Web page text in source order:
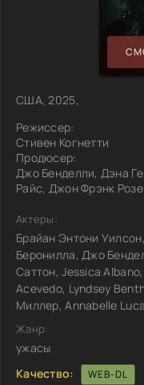
США, 2025,
Режиссер:
Стивен Когнетти
Продюсер:
Джо Бенделли, Дэна
Райс, Джон Фрэнк
Актеры:
Брайан Энтони
Беронилла, Джо
Саттон, Jessica
Acevedo, Lyndsey
Миллер, Annabelle
Жанр:
ужасы
Качество:
WEB-DL